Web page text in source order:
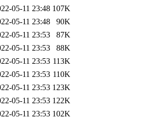
05-11 23:48 107K
05-11 23:48
90K
05-11 23:53
87K
05-11 23:53
88K
05-11 23:53 113K
05-11 23:53 110K
05-11 23:53 123K
05-11 23:53 122K
05-11 23:53 102K